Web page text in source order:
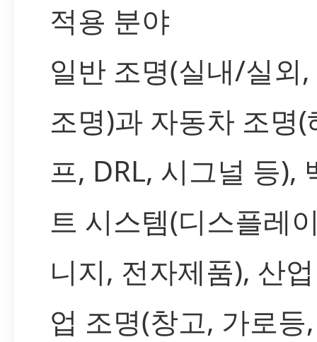
적용 분야
일반 조명(실내/실외
조명)과 자동차 조명
프, DRL, 시그널 등),
트 시스템(디스플레
니지, 전자제품), 산
업 조명(창고, 가로등